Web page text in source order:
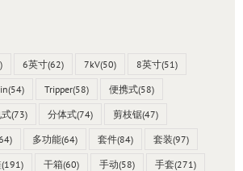
6英寸(62) 7kV(50) 8英寸(51)
(54) Tripper(58) 便携式(58)
式(73) 分体式(74) 剪枝锯(47)
多功能(64) 套件(84) 套装(97)
(191) 干箱(60) 手动(58) 手套(271)